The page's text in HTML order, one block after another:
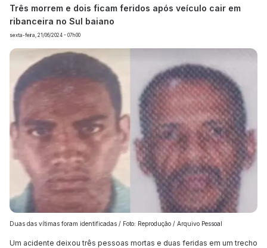
Três morrem e dois ficam feridos após veículo cair em
ribanceira no Sul baiano
sexta-feira, 21/06/2024 - 07h00
Duas das vítimas foram identificadas / Foto: Reprodução / Arquivo Pessoal
Um acidente deixou três pessoas mortas e duas feridas em um trecho